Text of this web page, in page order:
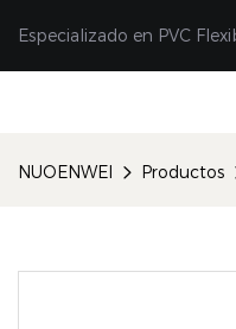
Especializado en PVC
NUOENWEI Productos